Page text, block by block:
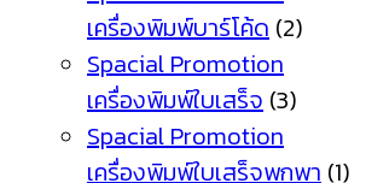
เครื่องพิมพ์บาร์โค้ด (2)
Spacial Promotion
เครื่องพิมพ์ใบเสร็จ (3)
Spacial Promotion
เครื่องพิมพ์ใบเสร็จพกพา (1)